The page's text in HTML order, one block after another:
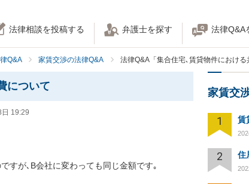
法律相談を投稿する 弁護士を探す 法律Q&A
Q&A 家賃交渉の法律Q&A 法律Q&A「集合住宅､賃貸物件における
について
19:29
すが､B会社に変わっても同じ金額です｡
家賃交
1
2